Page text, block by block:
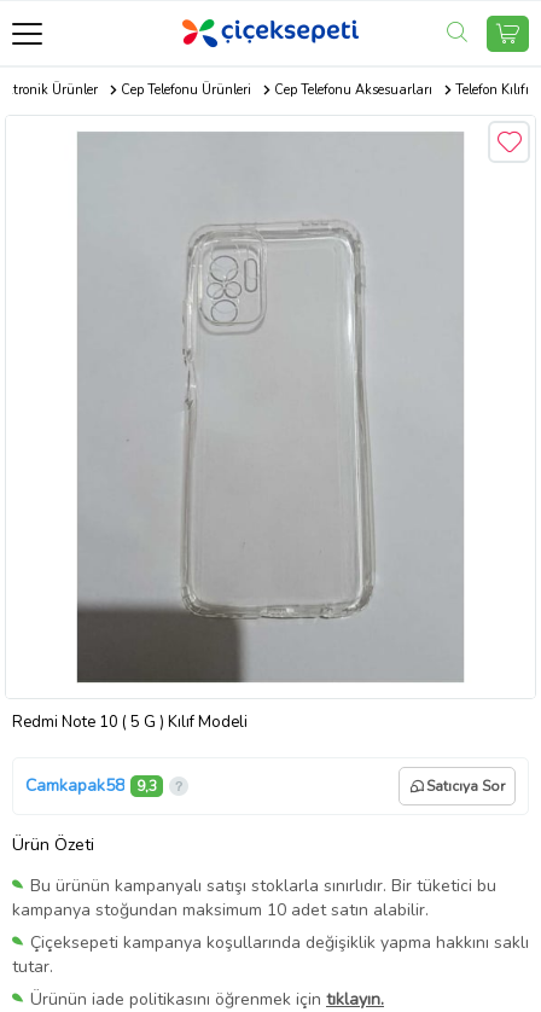
Ürünler Cep Telefonu Ürünleri Cep Telefonu Aksesuarları Telefon Kılıfı
Redmi Note 10 ( 5 G ) Kılıf Modeli
Camkapak58 9,3 Satıcıya Sor
Ürün Özeti
Bu ürünün kampanyalı satışı stoklarla sınırlıdır. Bir tüketici bu
kampanya stoğundan maksimum 10 adet satın alabilir.
Çiçeksepeti kampanya koşullarında değişiklik yapma hakkını saklı
tutar.
Ürünün iade politikasını öğrenmek için tıklayın.